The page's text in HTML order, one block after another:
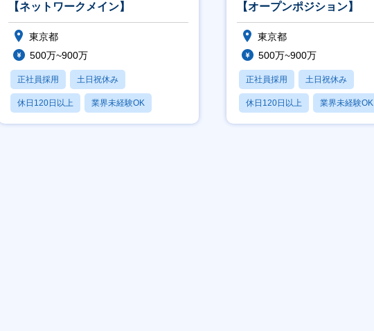
【ネットワークメイン】
東京都
500万~900万
正社員採用 土日祝休み
休日120日以上 業界未経験OK
月残業20時間以内
【オープンポジション】
東京都
500万~900万
正社員採用 土日祝休み
休日120日以上 業界未経験OK
月残業20時間以内